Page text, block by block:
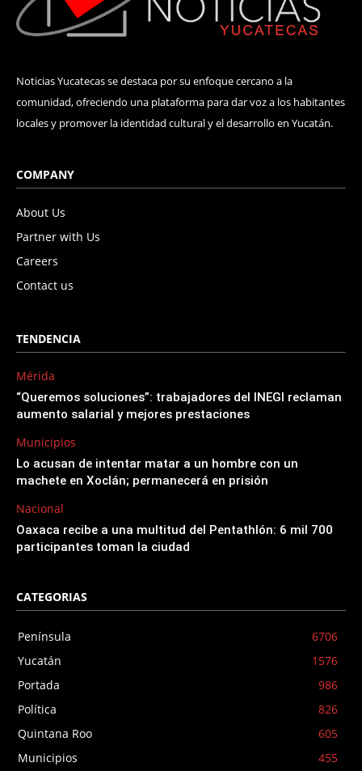
Noticias Yucatecas se destaca por su enfoque cercano a la
comunidad, ofreciendo una plataforma para dar voz a los habitantes
locales y promover la identidad cultural y el desarrollo en Yucatán.
COMPANY
About Us
Partner with Us
Careers
Contact us
TENDENCIA
Mérida
“Queremos soluciones”: trabajadores del INEGI reclaman
aumento salarial y mejores prestaciones
Municipios
Lo acusan de intentar matar a un hombre con un
machete en Xoclán; permanecerá en prisión
Nacional
Oaxaca recibe a una multitud del Pentathlón: 6 mil 700
participantes toman la ciudad
CATEGORIAS
Península
6706
Yucatán
1576
Portada
986
Política
826
Quintana Roo
605
Municipios
455